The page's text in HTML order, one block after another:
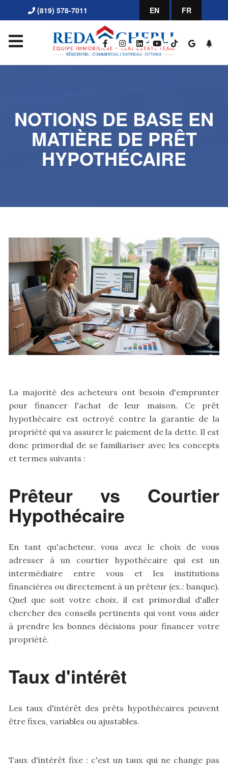
(819) 578-7011 EN FR
NOTIONS DE BASE EN
MATIÈRE DE PRÊT
HYPOTHÉCAIRE
La majorité des acheteurs ont besoin d'emprunter
pour financer l'achat de leur maison. Ce prêt
hypothécaire est octroyé contre la garantie de la
propriété qui va assurer le paiement de la dette. Il est
donc primordial de se familiariser avec les concepts
et termes suivants :
Prêteur vs Courtier
Hypothécaire
En tant qu'acheteur, vous avez le choix de vous
adresser à un courtier hypothécaire qui est un
intermédiaire entre vous et les institutions
financières ou directement à un prêteur (ex.: banque).
Quel que soit votre choix, il est primordial d'aller
chercher des conseils pertinents qui vont vous aider
à prendre les bonnes décisions pour financer votre
propriété.
Taux d'intérêt
Les taux d'intérêt des prêts hypothécaires peuvent
être fixes, variables ou ajustables.
Taux d'intérêt fixe : c'est un taux qui ne change pas